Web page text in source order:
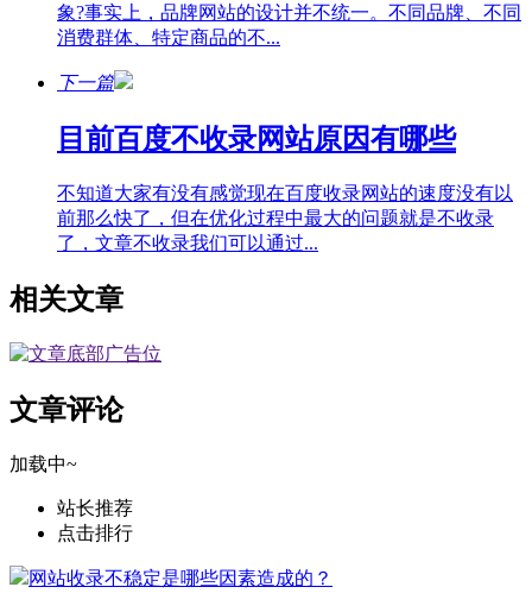
象?事实上，品牌网站的设计并不统一。不同品牌、不同
消费群体、特定商品的不...
下一篇
目前百度不收录网站原因有哪些
不知道大家有没有感觉现在百度收录网站的速度没有以
前那么快了，但在优化过程中最大的问题就是不收录
了，文章不收录我们可以通过...
相关文章
文章评论
加载中~
站长推荐
点击排行
网站收录不稳定是哪些因素造成的？